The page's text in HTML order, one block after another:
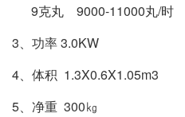
9克丸 9000-11000丸/时
3、功率 3.0KW
4、体积 1.3X0.6X1.05m3
5、净重 300㎏